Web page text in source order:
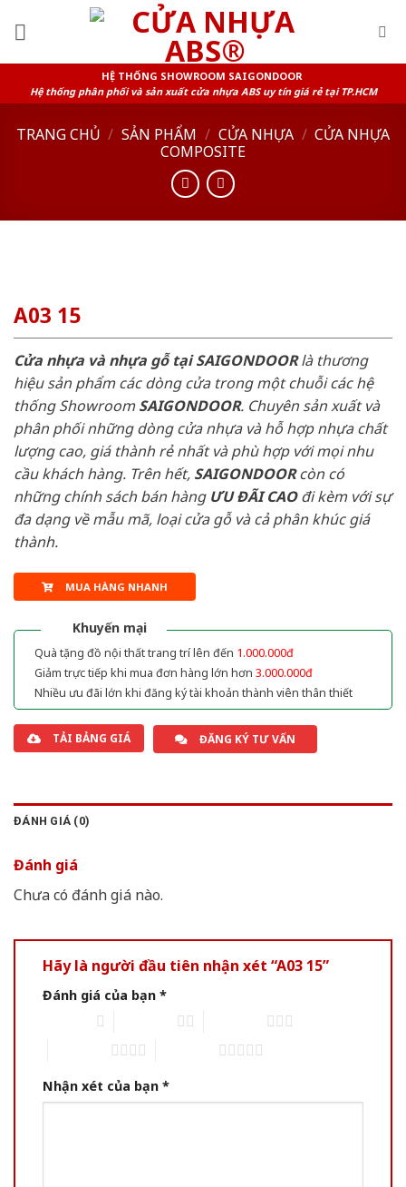
HỆ THỐNG SHOWROOM SAIGONDOOR
Hệ thống phân phối và sản xuất cửa nhựa ABS uy tín giá rẻ tại TP.HCM
TRANG CHỦ / SẢN PHẨM / CỬA NHỰA / CỬA NHỰA
COMPOSITE
A03 15
Cửa nhựa và nhựa gỗ tại SAIGONDOORlà thương
hiệu sản phẩm các dòng cửa trong một chuỗi các hệ
thống ShowroomSAIGONDOOR. Chuyên sản xuất và
phân phối những dòng cửa nhựa và hỗ hợp nhựa chất
lượng cao, giá thành rẻ nhất và phù hợp với mọi nhu
cầu khách hàng. Trên hết, SAIGONDOORcòn có
những chính sách bán hàng ƯU ĐÃI CAOđi kèm với sự
đa dạng về mẫu mã, loại cửa gỗ và cả phân khúc giá
thành.
MUA HÀNG NHANH
Khuyến mại
Quà tặng đồ nội thất trang trí lên đến 1.000.000đ
Giảm trực tiếp khi mua đơn hàng lớn hơn 3.000.000đ
Nhiều ưu đãi lớn khi đăng ký tài khoản thành viên thân thiết
TẢI BẢNG GIÁ ĐĂNG KÝ TƯ VẤN
ĐÁNH GIÁ (0)
Đánh giá
Chưa có đánh giá nào.
Hãy là người đầu tiên nhận xét “A03 15”
Đánh giá của bạn *
Nhận xét của bạn *